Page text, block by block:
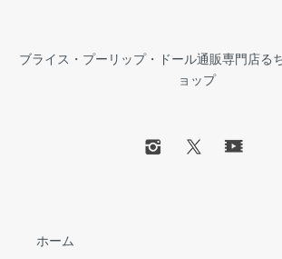
ブライス・プーリップ・ドール通販専門店る
ョップ
ホーム